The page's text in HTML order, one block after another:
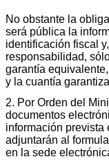
No obstante la
será pública la
identificación fiscal
responsabilidad,
garantía
y la cuantía
2. Por Orden del
documentos
información prevista
adjuntarán al
en la sede